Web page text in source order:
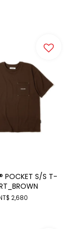
POCKET S/S T-
2,680